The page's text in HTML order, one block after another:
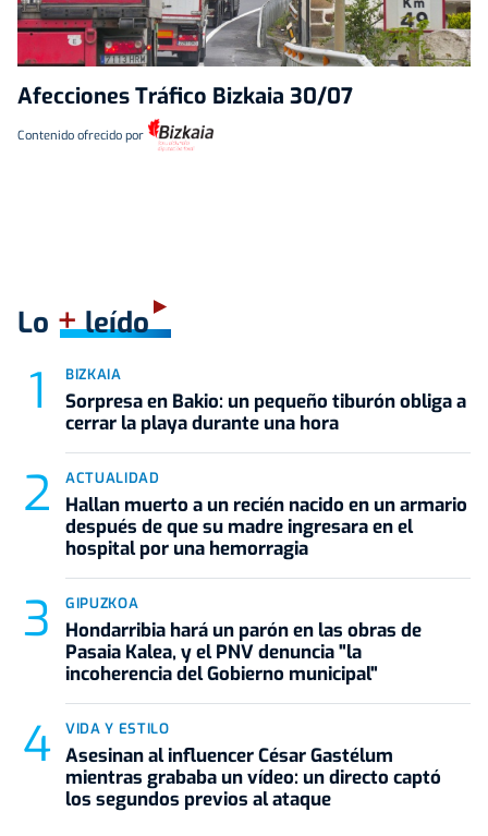
Afecciones Tráfico Bizkaia 30/07
Contenido ofrecido por
Lo +leído
BIZKAIA
Sorpresa en Bakio: un pequeño tiburón obliga a
cerrar la playa durante una hora
ACTUALIDAD
Hallan muerto a un recién nacido en un armario
después de que su madre ingresara en el
hospital por una hemorragia
GIPUZKOA
Hondarribia hará un parón en las obras de
Pasaia Kalea, y el PNV denuncia "la
incoherencia del Gobierno municipal"
VIDA Y ESTILO
Asesinan al influencer César Gastélum
mientras grababa un vídeo: un directo captó
los segundos previos al ataque